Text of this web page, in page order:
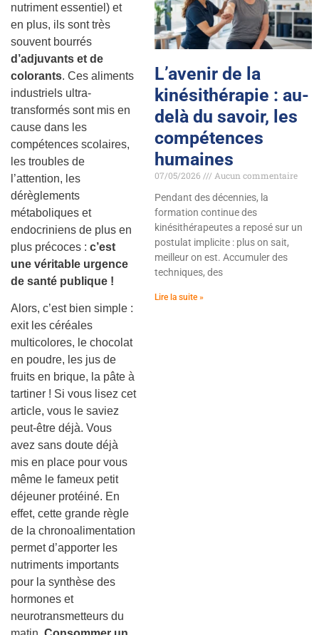
nutriment essentiel) et
en plus, ils sont très
souvent bourrés
d’adjuvants et de
colorants. Ces aliments
industriels ultra-
transformés sont mis en
cause dans les
compétences scolaires,
les troubles de
l’attention, les
dérèglements
métaboliques et
endocriniens de plus en
plus précoces : c’est
une véritable urgence
de santé publique !
Alors, c’est bien simple :
exit les céréales
multicolores, le chocolat
en poudre, les jus de
fruits en brique, la pâte à
tartiner ! Si vous lisez cet
article, vous le saviez
peut-être déjà. Vous
avez sans doute déjà
mis en place pour vous
même le fameux petit
déjeuner protéiné. En
effet, cette grande règle
de la chronoalimentation
permet d’apporter les
nutriments importants
pour la synthèse des
hormones et
neurotransmetteurs du
L’avenir de la
kinésithérapie : au-
delà du savoir, les
compétences
humaines
07/05/2026
Aucun commentaire
Pendant des décennies, la
formation continue des
kinésithérapeutes a reposé sur un
postulat implicite : plus on sait,
meilleur on est. Accumuler des
techniques, des
Lire la suite »